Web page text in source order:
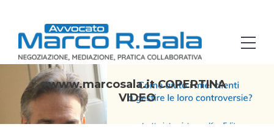
www.marcosala.it COPERTINA
VIDEO